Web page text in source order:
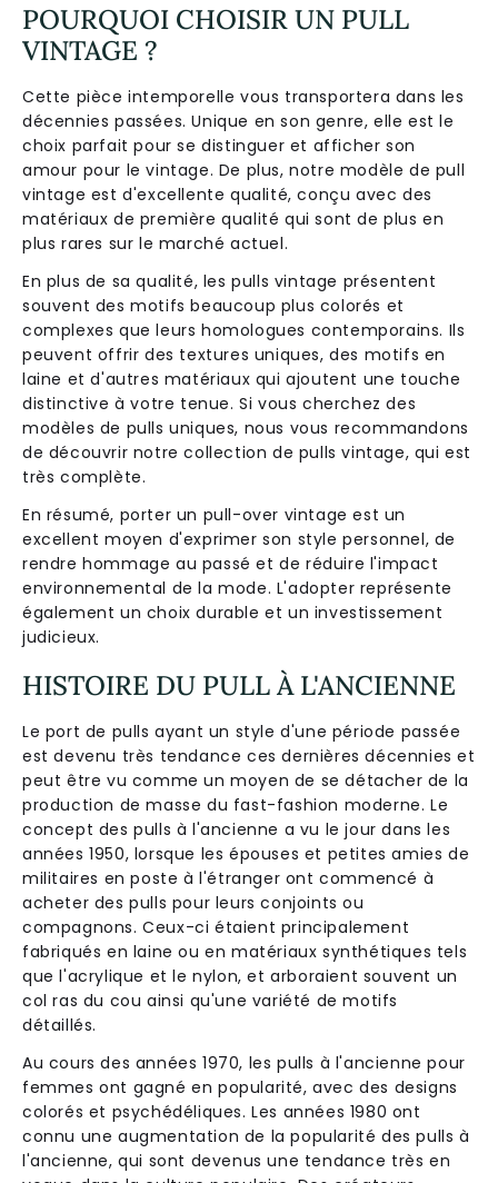
POURQUOI CHOISIR UN PULL
VINTAGE ?
Cette pièce intemporelle vous transportera dans les
décennies passées. Unique en son genre, elle est le
choix parfait pour se distinguer et afficher son
amour pour le vintage. De plus, notre modèle de pull
vintage est d'excellente qualité, conçu avec des
matériaux de première qualité qui sont de plus en
plus rares sur le marché actuel.
En plus de sa qualité, les pulls vintage présentent
souvent des motifs beaucoup plus colorés et
complexes que leurs homologues contemporains. Ils
peuvent offrir des textures uniques, des motifs en
laine et d'autres matériaux qui ajoutent une touche
distinctive à votre tenue. Si vous cherchez des
modèles de pulls uniques, nous vous recommandons
de découvrir notre collection de pulls vintage, qui est
très complète.
En résumé, porter un pull-over vintage est un
excellent moyen d'exprimer son style personnel, de
rendre hommage au passé et de réduire l'impact
environnemental de la mode. L'adopter représente
également un choix durable et un investissement
judicieux.
HISTOIRE DU PULL À L'ANCIENNE
Le port de pulls ayant un style d'une période passée
est devenu très tendance ces dernières décennies et
peut être vu comme un moyen de se détacher de la
production de masse du fast-fashion moderne. Le
concept des pulls à l'ancienne a vu le jour dans les
années 1950, lorsque les épouses et petites amies de
militaires en poste à l'étranger ont commencé à
acheter des pulls pour leurs conjoints ou
compagnons. Ceux-ci étaient principalement
fabriqués en laine ou en matériaux synthétiques tels
que l'acrylique et le nylon, et arboraient souvent un
col ras du cou ainsi qu'une variété de motifs
détaillés.
Au cours des années 1970, les pulls à l'ancienne pour
femmes ont gagné en popularité, avec des designs
colorés et psychédéliques. Les années 1980 ont
connu une augmentation de la popularité des pulls à
l'ancienne, qui sont devenus une tendance très en